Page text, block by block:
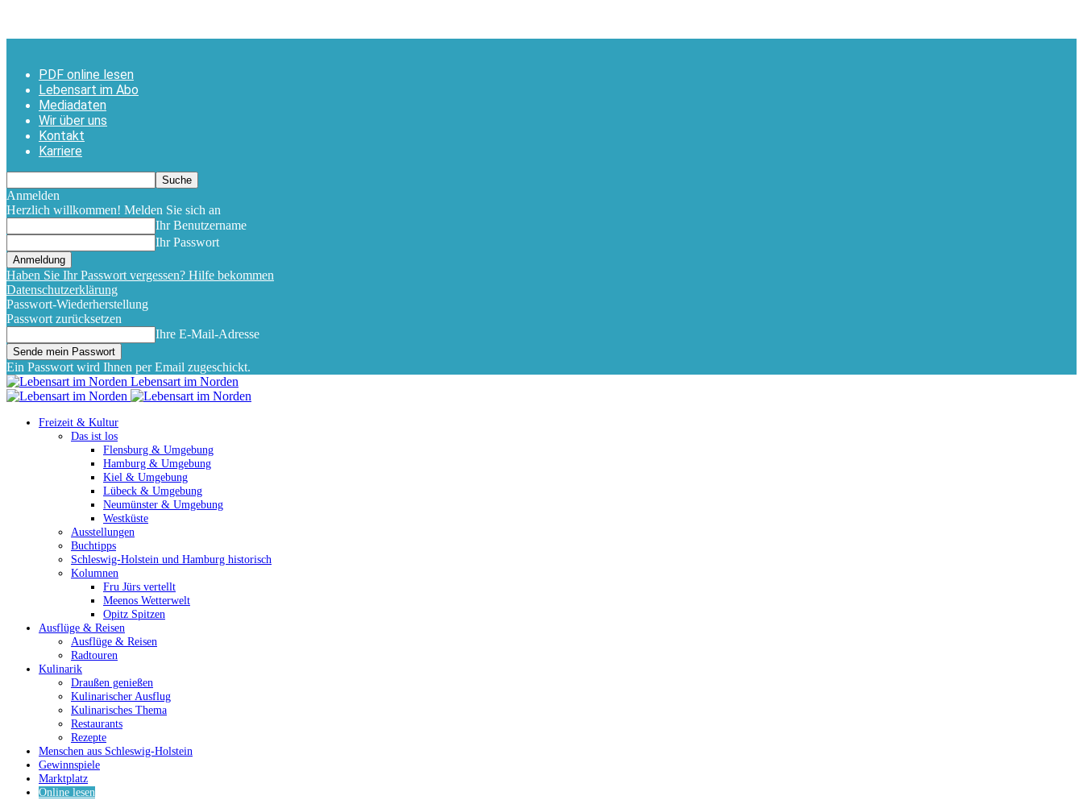
PDF online lesen
Lebensart im Abo
Mediadaten
Wir über uns
Kontakt
Karriere
Anmelden
Herzlich willkommen! Melden Sie sich an
Ihr Benutzername
Ihr Passwort
Haben Sie Ihr Passwort vergessen? Hilfe bekommen
Datenschutzerklärung
Passwort-Wiederherstellung
Passwort zurücksetzen
Ihre E-Mail-Adresse
Ein Passwort wird Ihnen per Email zugeschickt.
Lebensart im Norden
Freizeit & Kultur
Das ist los
Flensburg & Umgebung
Hamburg & Umgebung
Kiel & Umgebung
Lübeck & Umgebung
Neumünster & Umgebung
Westküste
Ausstellungen
Buchtipps
Schleswig-Holstein und Hamburg historisch
Kolumnen
Fru Jürs vertellt
Meenos Wetterwelt
Opitz Spitzen
Ausflüge & Reisen
Ausflüge & Reisen
Radtouren
Kulinarik
Draußen genießen
Kulinarischer Ausflug
Kulinarisches Thema
Restaurants
Rezepte
Menschen aus Schleswig-Holstein
Gewinnspiele
Marktplatz
Online lesen